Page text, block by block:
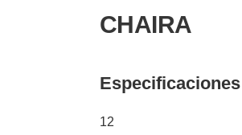
CHAIRA
Especificaciones
12